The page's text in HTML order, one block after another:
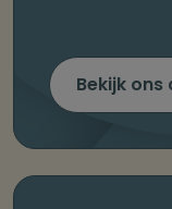
Bekijk